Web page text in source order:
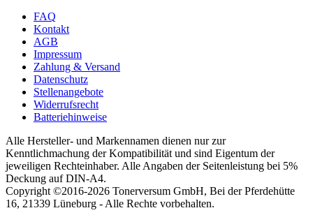
FAQ
Kontakt
AGB
Impressum
Zahlung & Versand
Datenschutz
Stellenangebote
Widerrufsrecht
Batteriehinweise
Alle Hersteller- und Markennamen dienen nur zur
Kenntlichmachung der Kompatibilität und sind Eigentum der
jeweiligen Rechteinhaber. Alle Angaben der Seitenleistung bei 5%
Deckung auf DIN-A4.
Copyright ©2016-2026 Tonerversum GmbH, Bei der Pferdehütte
16, 21339 Lüneburg - Alle Rechte vorbehalten.